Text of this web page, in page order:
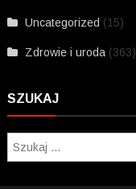
Uncategorized (15)
Zdrowie i uroda (363)
SZUKAJ